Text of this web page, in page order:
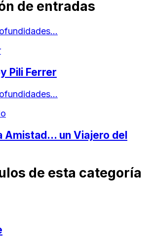
de entradas
Pili Ferrer
Amistad… un Viajero del
de esta categoría